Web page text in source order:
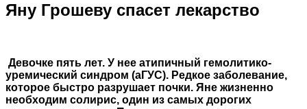
Яну Грошеву спасет лекарство
Девочке пять лет. У нее атипичный гемолитико-
уремический синдром (аГУС). Редкое заболевание,
которое быстро разрушает почки. Яне жизненно
необходим солирис, один из самых дорогих